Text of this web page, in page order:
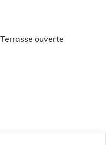
Terrasse ouverte